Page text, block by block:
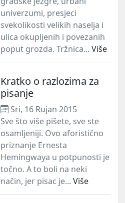
univerzumi, presjeci
svekolikosti velikih naselja i
ulica okupljenih i povezanih
poput grozda. Tržnica... Više
Kratko o razlozima za
pisanje
Sri, 16 Rujan 2015
Sve što više pišete, sve ste
osamljeniji. Ovo aforistično
priznanje Ernesta
Hemingwaya u potpunosti je
točno. A to boli na neki
način, jer pisac je... Više